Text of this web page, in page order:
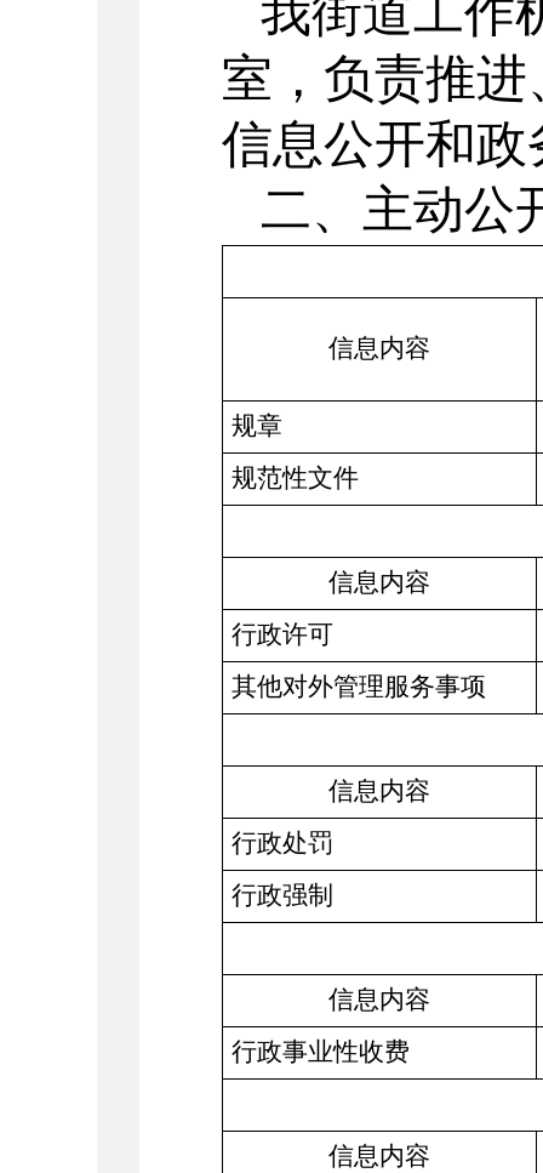
我街道工作
室，负责推
信息公开和
二、主动公
信息内容
规章
规范性文件
信息内容
行政许可
其他对外管理服务事项
信息内容
行政处罚
行政强制
信息内容
行政事业性收费
信息内容